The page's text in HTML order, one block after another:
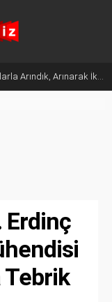
Sanayide Altyapı ve Temizlik Tepkisi: Gürhan Albayrak Küçük Sanayi Esnafını Ziyaret Etti
Erdinç
Tebrik